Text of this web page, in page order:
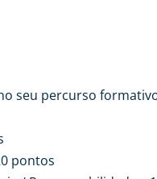
seu percurso
pontos